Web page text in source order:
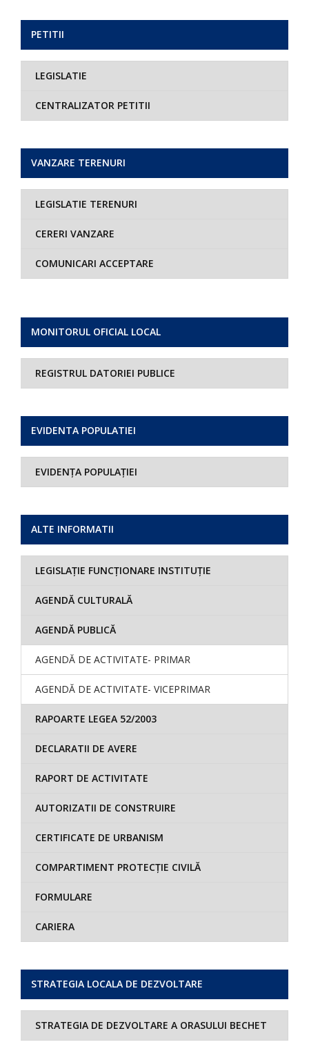
MONITORUL OFICIAL LOCAL
REGISTRUL DATORIEI PUBLICE
EVIDENTA POPULATIEI
EVIDENȚA POPULAȚIEI
ALTE INFORMATII
LEGISLAȚIE FUNCȚIONARE INSTITUȚIE
AGENDĂ CULTURALĂ
AGENDĂ PUBLICĂ
AGENDĂ DE ACTIVITATE- PRIMAR
AGENDĂ DE ACTIVITATE- VICEPRIMAR
RAPOARTE LEGEA 52/2003
DECLARATII DE AVERE
RAPORT DE ACTIVITATE
AUTORIZATII DE CONSTRUIRE
CERTIFICATE DE URBANISM
COMPARTIMENT PROTECȚIE CIVILĂ
FORMULARE
CARIERA
STRATEGIA LOCALA DE DEZVOLTARE
STRATEGIA DE DEZVOLTARE A ORASULUI BECHET
PETITII
LEGISLATIE
CENTRALIZATOR PETITII
VANZARE TERENURI
LEGISLATIE TERENURI
CERERI VANZARE
COMUNICARI ACCEPTARE